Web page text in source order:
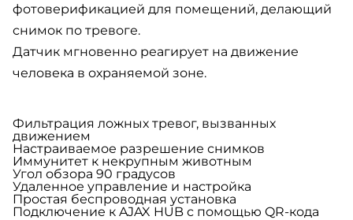
фотоверификацией для помещений, делающий
снимок по тревоге.
Датчик мгновенно реагирует на движение
человека в охраняемой зоне.
Фильтрация ложных тревог, вызванных
движением
Настраиваемое разрешение снимков
Иммунитет к некрупным животным
Угол обзора 90 градусов
Удаленное управление и настройка
Простая беспроводная установка
Подключение к AJAX HUB с помощью QR-кода